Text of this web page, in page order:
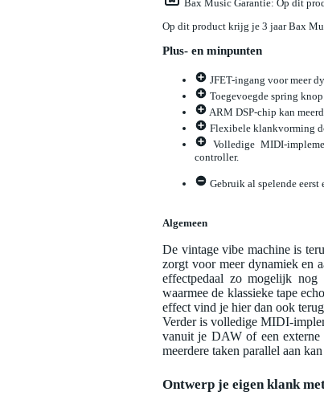
Bax Music Garantie: Op dit
Op dit product krijg je 3 jaar Bax
Plus- en minpunten
JFET-ingang voor meer
Toegevoegde spring
ARM DSP-chip kan
Flexibele klankvorming
Volledige MIDI-
controller.
Gebruik al spelende eerst
Algemeen
De vintage vibe machine is
zorgt voor meer dynamiek en
effectpedaal zo mogelijk
waarmee de klassieke tape
effect vind je hier dan ook
Verder is volledige MIDI-
vanuit je DAW of een
meerdere taken parallel aan
Ontwerp je eigen klank